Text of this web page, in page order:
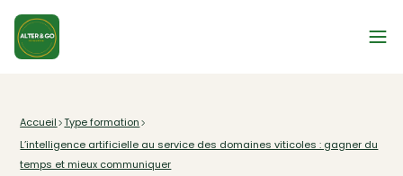
Accueil Type formation
L’intelligence artificielle au service des domaines viticoles : gagner du
temps et mieux communiquer